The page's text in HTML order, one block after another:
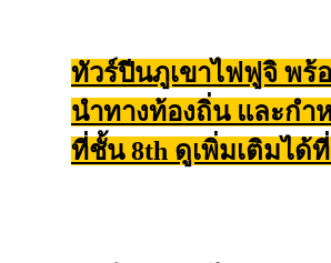
ทัวร์ปีนภูเขาไฟฟูจิ พร้
นำทางท้องถิ่น และกำ
ที่ชั้น 8th ดูเพิ่มเติมได้